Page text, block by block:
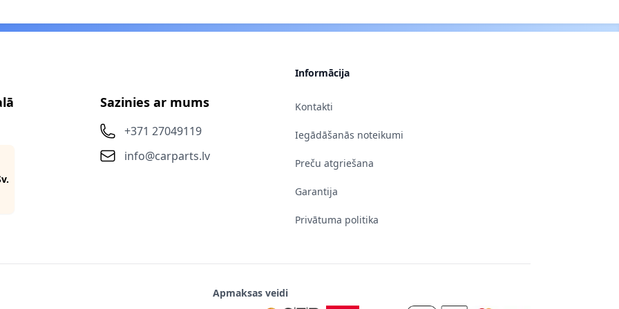
Sazinies ar mums
+371 27049119
info@carparts.lv
Informācija
Kontakti
Iegādāšanās noteikumi
Preču atgriešana
Garantija
Privātuma politika
Apmaksas veidi